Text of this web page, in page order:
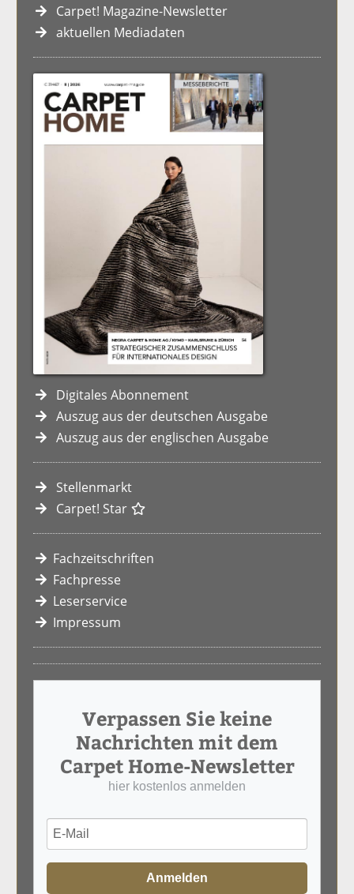
Carpet! Magazine-Newsletter
aktuellen Mediadaten
Digitales Abonnement
Auszug aus der deutschen Ausgabe
Auszug aus der englischen Ausgabe
Stellenmarkt
Carpet! Star
Fachzeitschriften
Fachpresse
Leserservice
Impressum
Verpassen Sie keine
Nachrichten mit dem
Carpet Home-Newsletter
hier kostenlos anmelden
Anmelden